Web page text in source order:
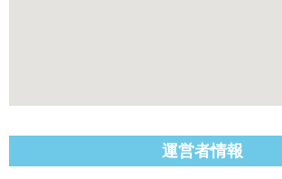
運営者情報